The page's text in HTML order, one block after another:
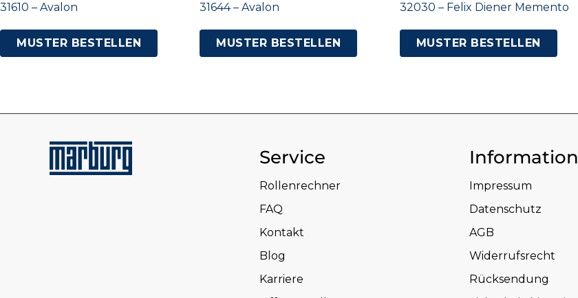
31610 – Avalon
MUSTER BESTELLEN
31644 – Avalon
MUSTER BESTELLEN
32030 – Felix Diener Memento
MUSTER BESTELLEN
Service
Rollenrechner
FAQ
Kontakt
Blog
Karriere
Information
Impressum
Datenschutz
AGB
Widerrufsrecht
Rücksendung